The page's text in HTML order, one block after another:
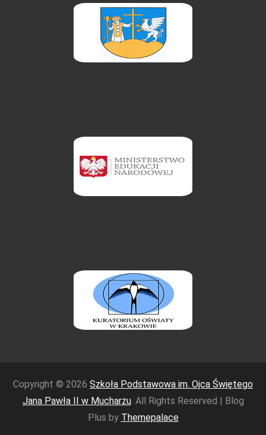
Copyright © 2026 Szkoła Podstawowa im. Ojca Świętego
Jana Pawła II w Mucharzu. All Rights Reserved | Blog
Plus by Themepalace